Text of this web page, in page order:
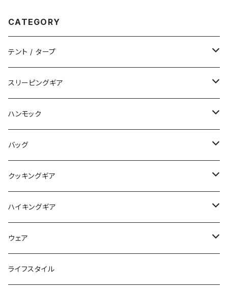
CATEGORY
テント / タープ
タープ / シェルター
ペグ / ステークス
アクセサリー
スリーピングギア
シュラフ / キルト
ビビィ
マット
ピロー
ハンモック
ハンモック
アクセサリー
バッグ
バックパック
サコッシュ / ウェストポーチ
トートバッグ
パックアクセサリー
クッキングギア
バーナー / ストーブ / 燃料
クッカー / カップ
カトラリー
ハイキングギア
ストック
スノーシュー / アイゼン
ウェア
トップス
ライフスタイル